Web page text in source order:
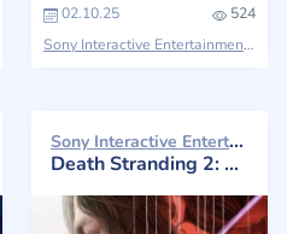
God of War
02.10.25
524
Sony Interactive Entertainment
Sony Interactive Entertainment 2025
Death Stranding 2: On The Beach